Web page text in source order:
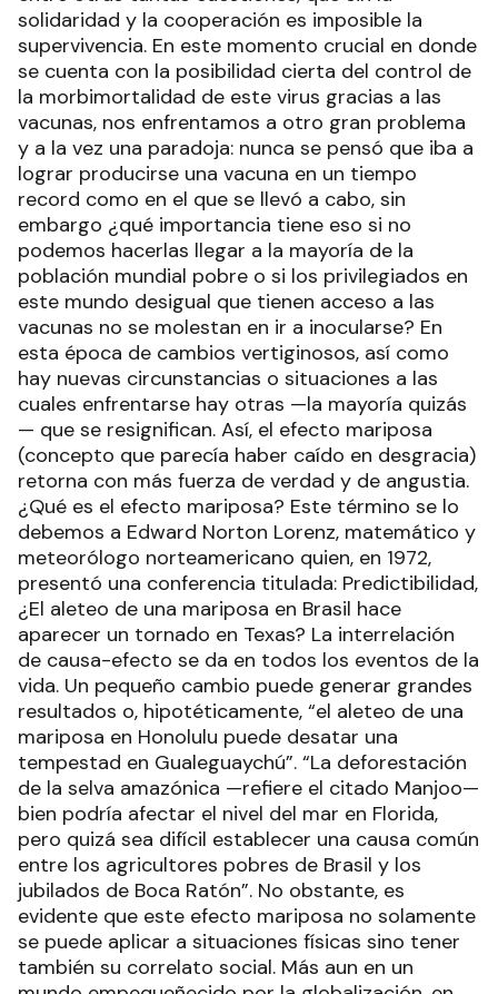
solidaridad y la cooperación es imposible la
supervivencia. En este momento crucial en donde
se cuenta con la posibilidad cierta del control de
la morbimortalidad de este virus gracias a las
vacunas, nos enfrentamos a otro gran problema
y a la vez una paradoja: nunca se pensó que iba a
lograr producirse una vacuna en un tiempo
record como en el que se llevó a cabo, sin
embargo ¿qué importancia tiene eso si no
podemos hacerlas llegar a la mayoría de la
población mundial pobre o si los privilegiados en
este mundo desigual que tienen acceso a las
vacunas no se molestan en ir a inocularse? En
esta época de cambios vertiginosos, así como
hay nuevas circunstancias o situaciones a las
cuales enfrentarse hay otras —la mayoría quizás
— que se resignifican. Así, el efecto mariposa
(concepto que parecía haber caído en desgracia)
retorna con más fuerza de verdad y de angustia.
¿Qué es el efecto mariposa? Este término se lo
debemos a Edward Norton Lorenz, matemático y
meteorólogo norteamericano quien, en 1972,
presentó una conferencia titulada: Predictibilidad,
¿El aleteo de una mariposa en Brasil hace
aparecer un tornado en Texas? La interrelación
de causa-efecto se da en todos los eventos de la
vida. Un pequeño cambio puede generar grandes
resultados o, hipotéticamente, “el aleteo de una
mariposa en Honolulu puede desatar una
tempestad en Gualeguaychú”. “La deforestación
de la selva amazónica —refiere el citado Manjoo—
bien podría afectar el nivel del mar en Florida,
pero quizá sea difícil establecer una causa común
entre los agricultores pobres de Brasil y los
jubilados de Boca Ratón”. No obstante, es
evidente que este efecto mariposa no solamente
se puede aplicar a situaciones físicas sino tener
también su correlato social. Más aun en un